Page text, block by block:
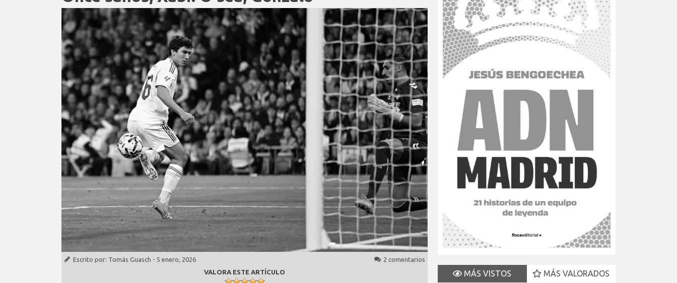
Escrito por: Tomás Guasch - 5 enero, 2026
2 comentarios
VALORA ESTE ARTÍCULO
MÁS VISTOS
MÁS VALORADOS